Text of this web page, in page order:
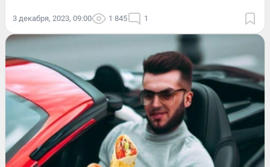
3 декабря, 2023, 09:00 1 845 1